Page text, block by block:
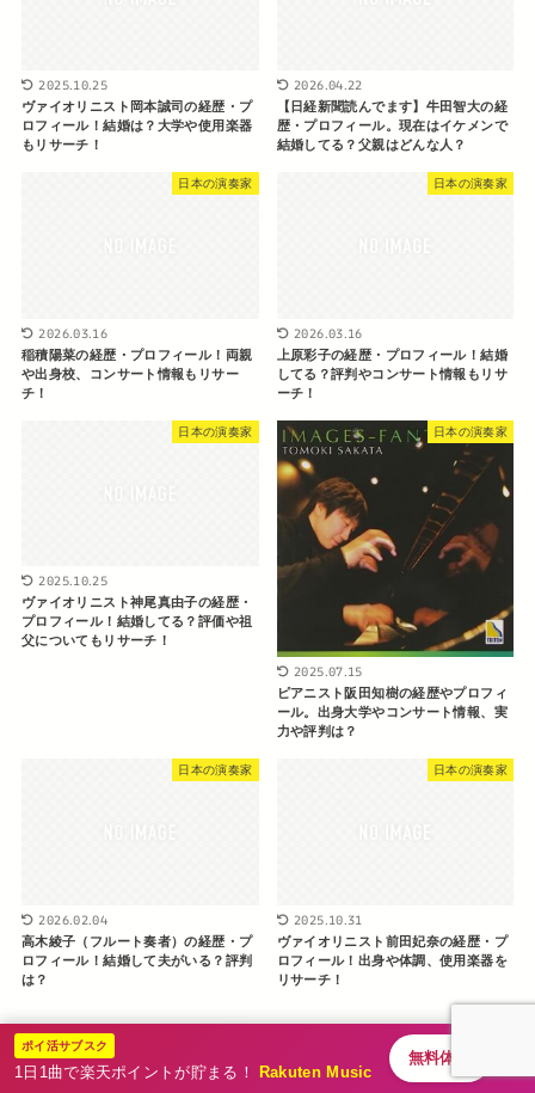
ポイ活サブスク
1日1曲で楽天ポイントが貯まる！ Rakuten Music
無料体験
2025.10.25
ヴァイオリニスト岡本誠司の経歴・プ
ロフィール！結婚は？大学や使用楽器
もリサーチ！
2026.04.22
【日経新聞読んでます】牛田智大の経
歴・プロフィール。現在はイケメンで
結婚してる？父親はどんな人？
日本の演奏家
2026.03.16
稲積陽菜の経歴・プロフィール！両親
や出身校、コンサート情報もリサー
チ！
日本の演奏家
2026.03.16
上原彩子の経歴・プロフィール！結婚
してる？評判やコンサート情報もリサ
ーチ！
日本の演奏家
2025.10.25
ヴァイオリニスト神尾真由子の経歴・
プロフィール！結婚してる？評価や祖
父についてもリサーチ！
日本の演奏家
2025.07.15
ピアニスト阪田知樹の経歴やプロフィ
ール。出身大学やコンサート情報、実
力や評判は？
日本の演奏家
2026.02.04
高木綾子（フルート奏者）の経歴・プ
ロフィール！結婚して夫がいる？評判
は？
日本の演奏家
2025.10.31
ヴァイオリニスト前田妃奈の経歴・プ
ロフィール！出身や体調、使用楽器を
リサーチ！